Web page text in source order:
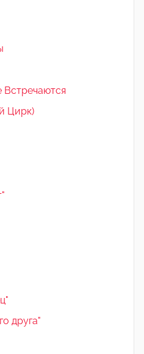
Встречаются
Цирк)
друга"